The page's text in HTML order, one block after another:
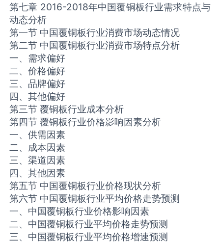
第七章 2016-2018年中国覆铜板行业需求特点与
动态分析
第一节 中国覆铜板行业消费市场动态情况
第二节 中国覆铜板行业消费市场特点分析
一、需求偏好
二、价格偏好
三、品牌偏好
四、其他偏好
第三节 覆铜板行业成本分析
第四节 覆铜板行业价格影响因素分析
一、供需因素
二、成本因素
三、渠道因素
四、其他因素
第五节 中国覆铜板行业价格现状分析
第六节 中国覆铜板行业平均价格走势预测
一、中国覆铜板行业价格影响因素
二、中国覆铜板行业平均价格走势预测
三、中国覆铜板行业平均价格增速预测